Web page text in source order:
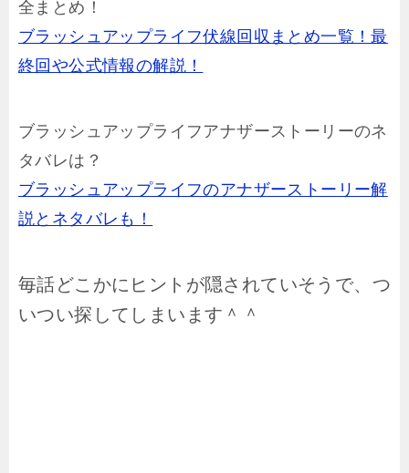
全まとめ！
ブラッシュアップライフ伏線回収まとめ一覧！最
終回や公式情報の解説！
ブラッシュアップライフアナザーストーリーのネ
タバレは？
ブラッシュアップライフのアナザーストーリー解
説とネタバレも！
毎話どこかにヒントが隠されていそうで、つ
いつい探してしまいます＾＾